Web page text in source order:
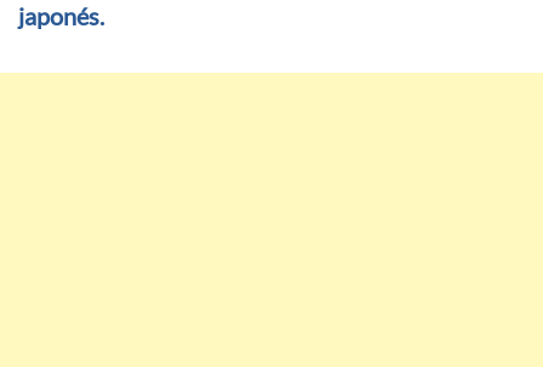
japonés.